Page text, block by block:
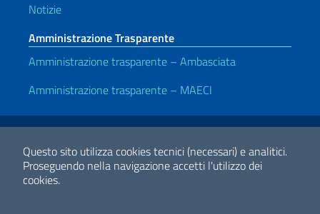
Questo sito utilizza cookies tecnici (necessari) e analitici.
Proseguendo nella navigazione accetti l'utilizzo dei
cookies.
Notizie
Amministrazione Trasparente
Amministrazione trasparente – Ambasciata
Amministrazione trasparente – MAECI
Link Utili